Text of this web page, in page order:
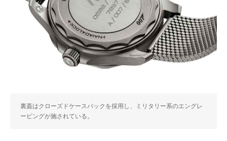
裏蓋はクローズドケースバックを採用し、ミリタリー系のエングレ
ービングが施されている。